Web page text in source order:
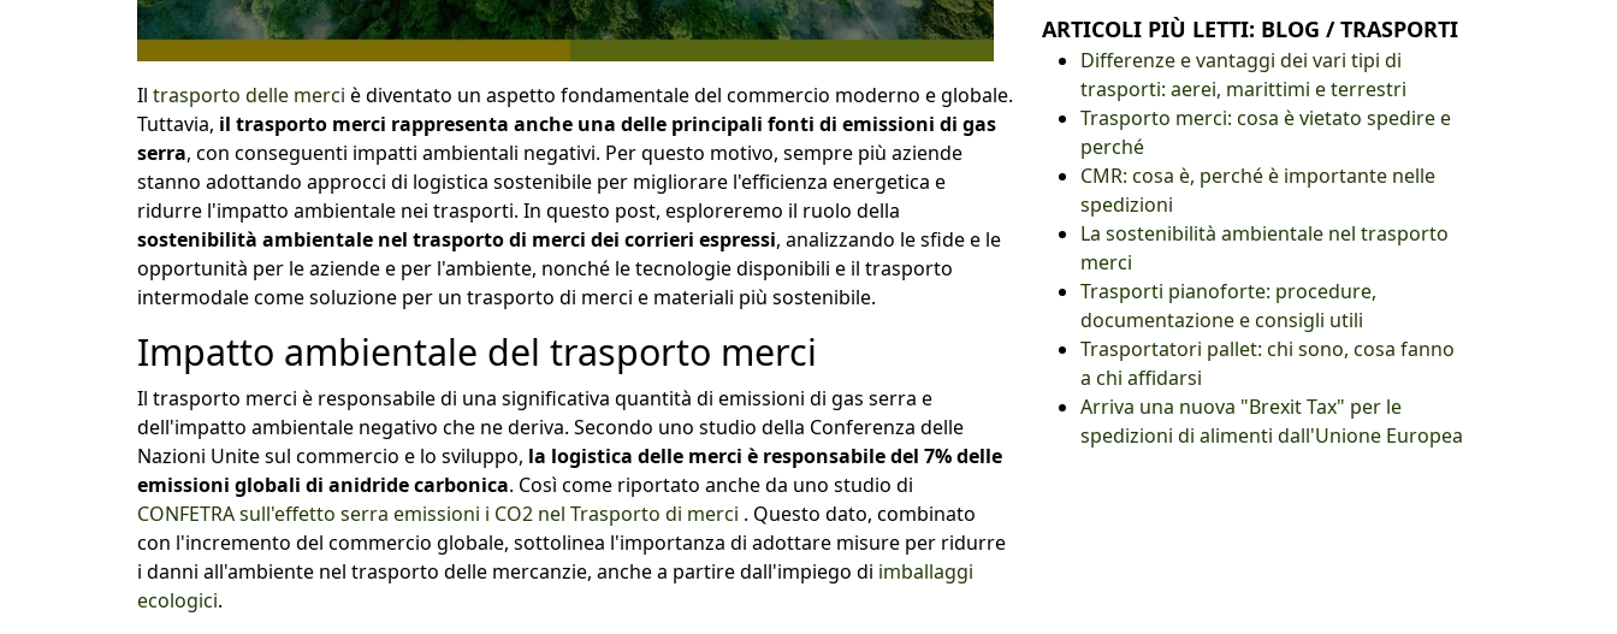
Il trasporto delle merci è diventato un aspetto fondamentale del commercio moderno e globale.
Tuttavia, il trasporto merci rappresenta anche una delle principali fonti di emissioni di gas
serra, con conseguenti impatti ambientali negativi. Per questo motivo, sempre più aziende
stanno adottando approcci di logistica sostenibile per migliorare l'efficienza energetica e
ridurre l'impatto ambientale nei trasporti. In questo post, esploreremo il ruolo della
sostenibilità ambientale nel trasporto di merci dei corrieri espressi, analizzando le sfide e le
opportunità per le aziende e per l'ambiente, nonché le tecnologie disponibili e il trasporto
intermodale come soluzione per un trasporto di merci e materiali più sostenibile.
Impatto ambientale del trasporto merci
Il trasporto merci è responsabile di una significativa quantità di emissioni di gas serra e
dell'impatto ambientale negativo che ne deriva. Secondo uno studio della Conferenza delle
Nazioni Unite sul commercio e lo sviluppo, la logistica delle merci è responsabile del 7% delle
emissioni globali di anidride carbonica. Così come riportato anche da uno studio di
CONFETRA sull'effetto serra emissioni i CO2 nel Trasporto di merci . Questo dato, combinato
con l'incremento del commercio globale, sottolinea l'importanza di adottare misure per ridurre
i danni all'ambiente nel trasporto delle mercanzie, anche a partire dall'impiego di imballaggi
ecologici.
ARTICOLI PIÙ LETTI: BLOG / TRASPORTI
Differenze e vantaggi dei vari tipi di
trasporti: aerei, marittimi e terrestri
Trasporto merci: cosa è vietato spedire e
perché
CMR: cosa è, perché è importante nelle
spedizioni
La sostenibilità ambientale nel trasporto
merci
Trasporti pianoforte: procedure,
documentazione e consigli utili
Trasportatori pallet: chi sono, cosa fanno
a chi affidarsi
Arriva una nuova "Brexit Tax" per le
spedizioni di alimenti dall'Unione Europea